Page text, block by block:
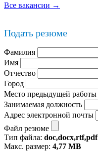
Все вакансии →
Подать резюме
Фамилия
Имя
Отчество
Город
Место предыдущей работы
Занимаемая должность
Адрес электронной почты
Файл резюме
Тип файла: doc,docx,rtf,pdf
Макс. размер: 4,77 MB